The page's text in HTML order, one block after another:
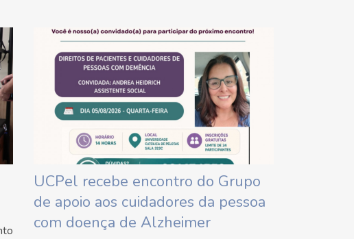
UCPel recebe encontro do Grupo
de apoio aos cuidadores da pessoa
com doença de Alzheimer